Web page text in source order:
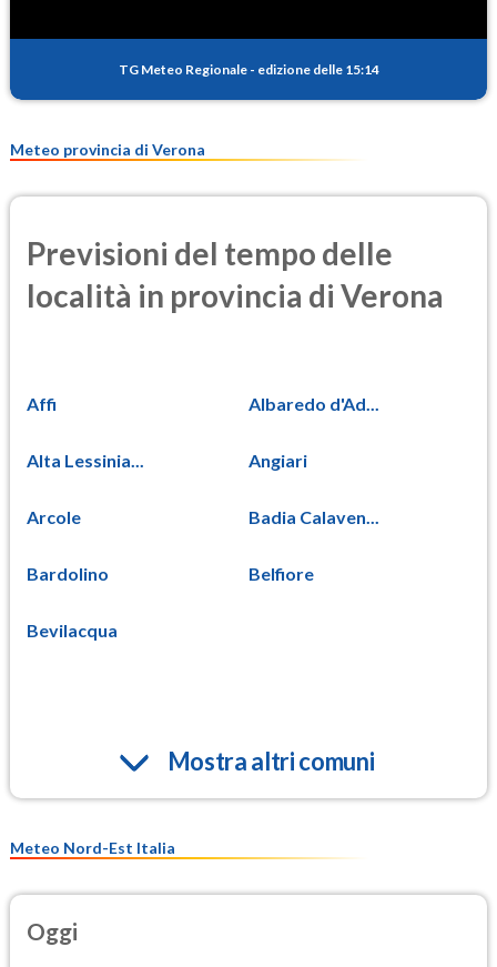
TG Meteo Regionale - edizione delle 15:14
Meteo provincia di Verona
Previsioni del tempo delle
località in provincia di Verona
Affi Albaredo d'Ad...
Alta Lessinia... Angiari
Arcole Badia Calaven...
Bardolino Belfiore
Bevilacqua
Mostra altri comuni
Meteo Nord-Est Italia
Oggi